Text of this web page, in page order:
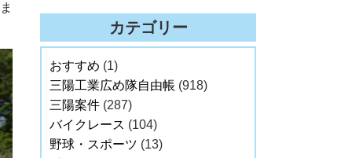
カテゴリー
おすすめ (1)
三陽工業広め隊自由帳 (918)
三陽案件 (287)
バイクレース (104)
野球・スポーツ (13)